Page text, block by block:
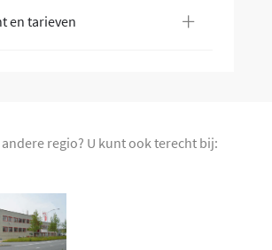
en tarieven +
regio? U kunt ook terecht bij: